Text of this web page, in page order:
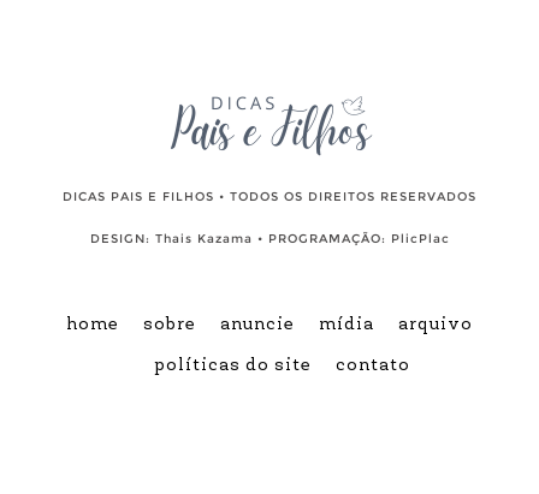
DICAS PAIS E FILHOS • TODOS OS DIREITOS RESERVADOS
DESIGN: Thais Kazama • PROGRAMAÇÃO: PlicPlac
home sobre anuncie mídia arquivo
políticas do site contato